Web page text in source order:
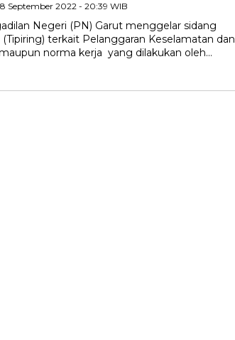
September 2022 - 20:39 WIB
Negeri (PN) Garut menggelar sidang
terkait Pelanggaran Keselamatan dan
norma kerja yang dilakukan oleh…